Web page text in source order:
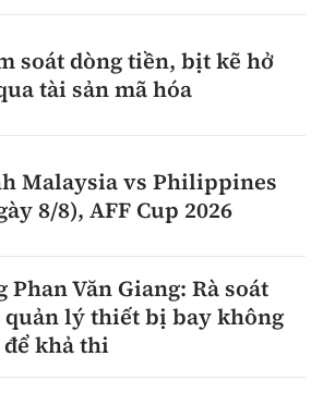
soát dòng tiền, bịt kẽ hở
tài sản mã hóa
Malaysia vs Philippines
8/8), AFF Cup 2026
Văn Giang: Rà soát
lý thiết bị bay không
khả thi